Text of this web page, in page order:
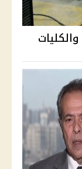
موعد تنسيق المرحلة الثانية 2026 والكليات